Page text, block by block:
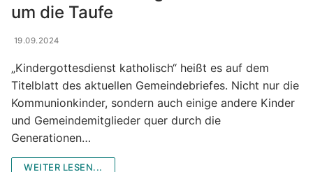
um die Taufe
19.09.2024
„Kindergottesdienst katholisch“ heißt es auf dem
Titelblatt des aktuellen Gemeindebriefes. Nicht nur die
Kommunionkinder, sondern auch einige andere Kinder
und Gemeindemitglieder quer durch die
Generationen…
WEITER LESEN...